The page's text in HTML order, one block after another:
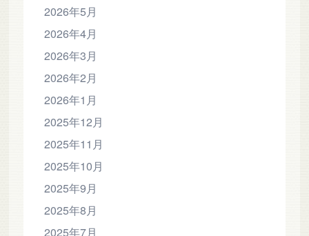
2026年5月
2026年4月
2026年3月
2026年2月
2026年1月
2025年12月
2025年11月
2025年10月
2025年9月
2025年8月
2025年7月